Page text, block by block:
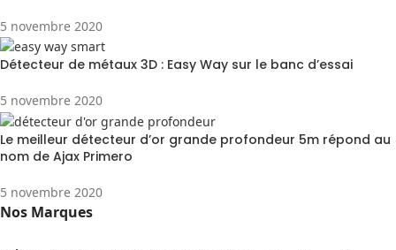
5 novembre 2020
Détecteur de métaux 3D : Easy Way sur le banc d’essai
5 novembre 2020
Le meilleur détecteur d’or grande profondeur 5m répond au
nom de Ajax Primero
5 novembre 2020
Nos Marques